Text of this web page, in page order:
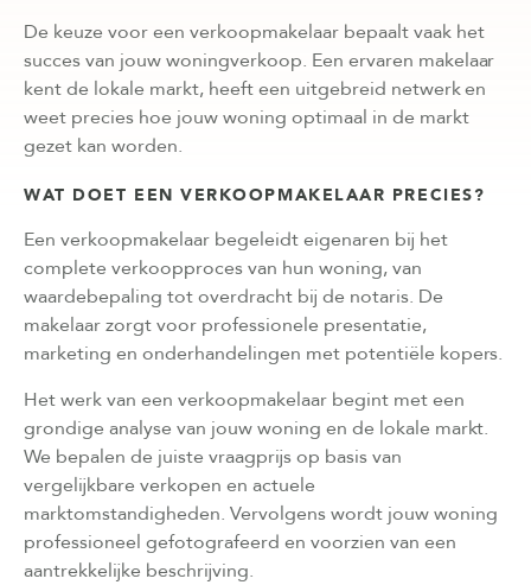
De keuze voor een verkoopmakelaar bepaalt vaak het
succes van jouw woningverkoop. Een ervaren makelaar
kent de lokale markt, heeft een uitgebreid netwerk en
weet precies hoe jouw woning optimaal in de markt
gezet kan worden.
WAT DOET EEN VERKOOPMAKELAAR PRECIES?
Een verkoopmakelaar begeleidt eigenaren bij het
complete verkoopproces van hun woning, van
waardebepaling tot overdracht bij de notaris. De
makelaar zorgt voor professionele presentatie,
marketing en onderhandelingen met potentiële kopers.
Het werk van een verkoopmakelaar begint met een
grondige analyse van jouw woning en de lokale markt.
We bepalen de juiste vraagprijs op basis van
vergelijkbare verkopen en actuele
marktomstandigheden. Vervolgens wordt jouw woning
professioneel gefotografeerd en voorzien van een
aantrekkelijke beschrijving.